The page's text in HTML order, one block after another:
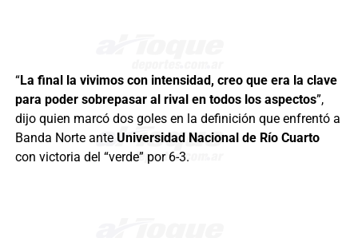
“La final la vivimos con intensidad, creo que era la clave
para poder sobrepasar al rival en todos los aspectos”,
dijo quien marcó dos goles en la definición que enfrentó a
Banda Norte ante Universidad Nacional de Río Cuarto
con victoria del “verde” por 6-3.